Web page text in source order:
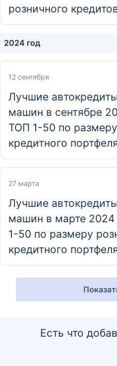
690033, Приморский край,
лет Владивостока, д. 46
Отделение
Дополнительный офис
692135, Приморский край, г.
розничного
2024 год
12 сентября
Лучшие
машин в сентябре
ТОП 1-50 по
кредитного
27 марта
Лучшие
машин в марте 2024
1-50 по размеру
кредитного
Есть что